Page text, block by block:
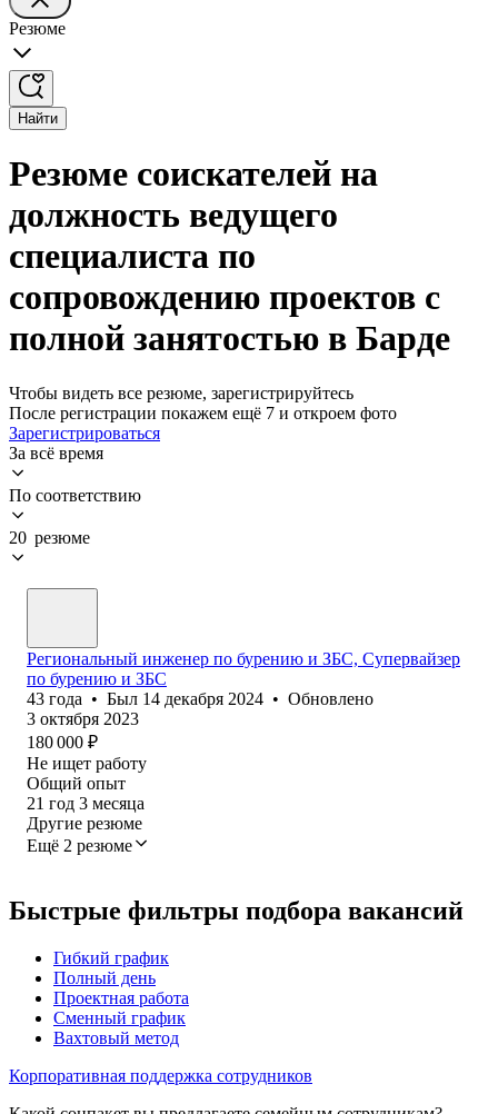
Резюме
Найти
Резюме соискателей на
должность ведущего
специалиста по
сопровождению проектов с
полной занятостью в Барде
Чтобы видеть все резюме, зарегистрируйтесь
После регистрации покажем ещё 7 и откроем фото
Зарегистрироваться
За всё время
По соответствию
20 резюме
Региональный инженер по бурению и ЗБС, Супервайзер
по бурению и ЗБС
43 года • Был 14 декабря 2024 • Обновлено
3 октября 2023
180 000 ₽
Не ищет работу
Общий опыт
21 год 3 месяца
Другие резюме
Ещё 2 резюме
Быстрые фильтры подбора вакансий
Гибкий график
Полный день
Проектная работа
Сменный график
Вахтовый метод
Корпоративная поддержка сотрудников